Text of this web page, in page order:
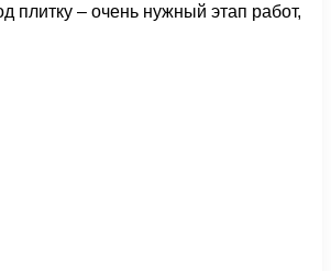
плитку – очень нужный этап работ,